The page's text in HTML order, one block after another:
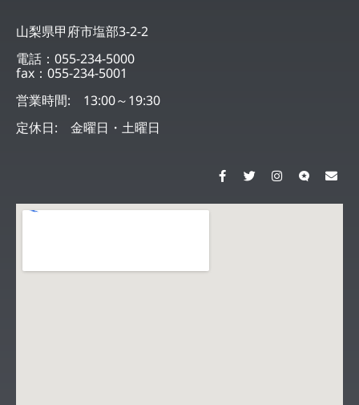
山梨県甲府市塩部3-2-2
電話：055-234-5000
fax：055-234-5001
営業時間: 13:00～19:30
定休日: 金曜日・土曜日